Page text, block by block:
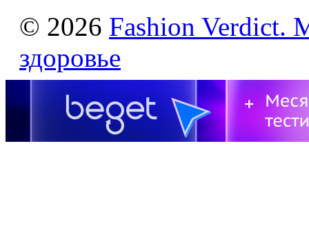
© 2026 Fashion Verdict.
здоровье